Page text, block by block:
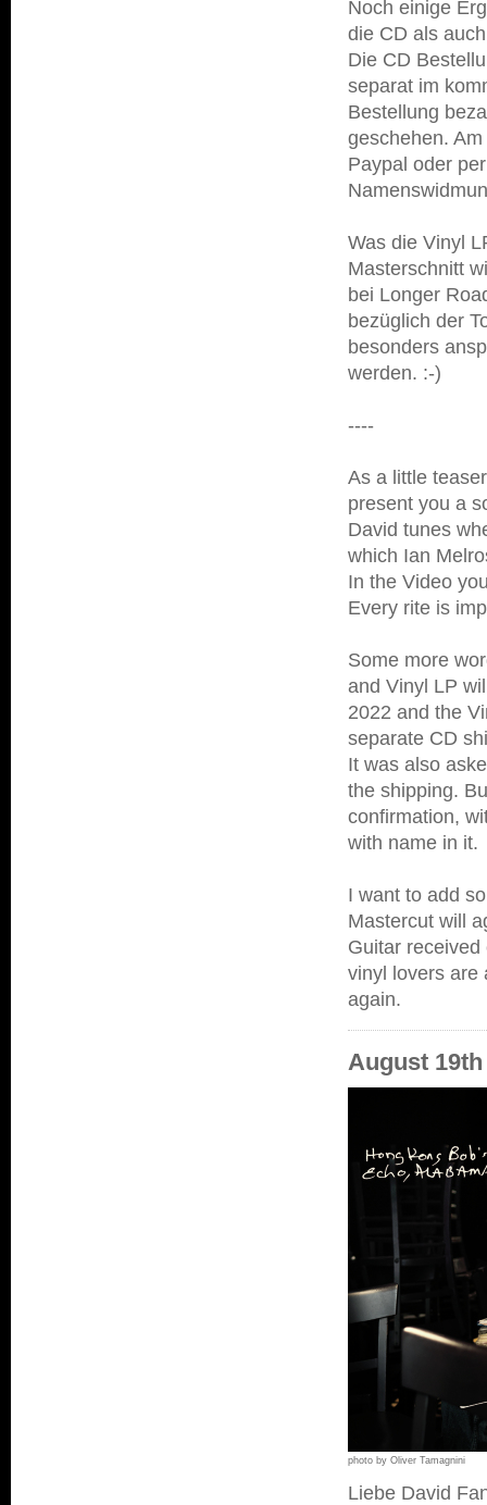
Noch einige
die CD als
Die CD
separat im
Bestellung
geschehen.
Paypal oder
Was die Vinyl
Masterschnitt
bei Longer
bezüglich der
besonders
werden. :-)
----
As a little
present you a
David tunes
which Ian
In the Video
Every rite is
Some more
and Vinyl LP
2022 and the
separate CD
It was also
the shipping.
confirmation,
with name in it.
I want to add
Mastercut will
Guitar
vinyl lovers are
again.
August
photo by Oliver Tamagnini
Liebe David